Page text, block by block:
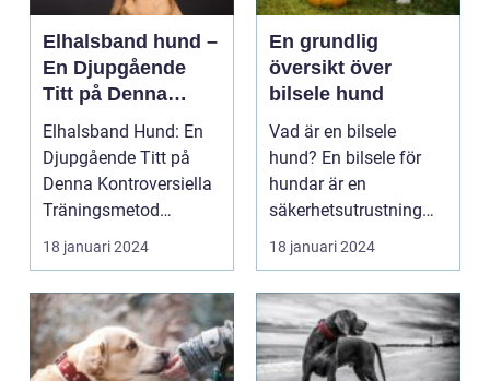
Elhalsband hund –
En Djupgående
Titt på Denna
Kontroversiella
Träningsmetod
Elhalsband Hund: En
Djupgående Titt på
Denna Kontroversiella
Träningsmetod
Introduktion
Elhalsband ...
18 januari 2024
En grundlig
översikt över
bilsele hund
Vad är en bilsele
hund? En bilsele för
hundar är en
säkerhetsutrustning
som används för att
hålla h...
18 januari 2024